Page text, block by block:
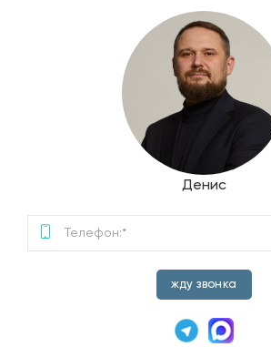
Денис
жду звонка